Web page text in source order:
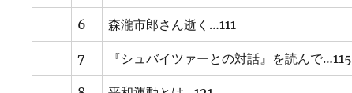
6 森瀧市郎さん逝く…111
7 『シュバイツァーとの対話』を読んで…115